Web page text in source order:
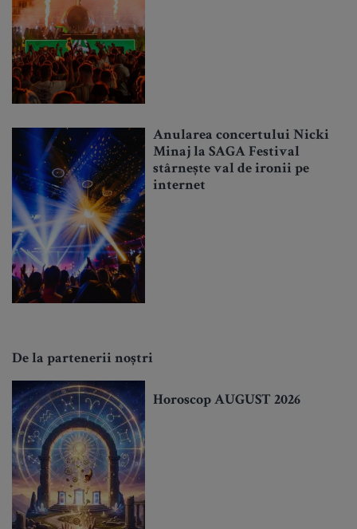
Anularea concertului Nicki
Minaj la SAGA Festival
stârnește val de ironii pe
internet
De la partenerii noștri
Horoscop AUGUST 2026